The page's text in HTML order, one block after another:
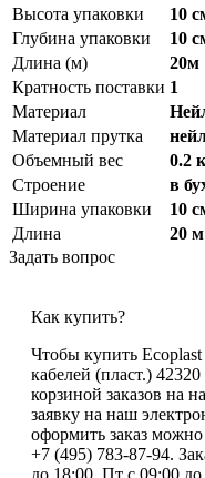
Высота упаковки
10
Глубина упаковки
10
Длина (м)
20м
Кратность поставки 1
Материал
Материал прутка
Объемный вес
0.2
Строение
в
Ширина упаковки
10
Длина
20 м
Задать вопрос
Как купить?
Чтобы купить
кабелей (пласт.)
корзиной заказов на
заявку на наш
оформить заказ
+7 (495) 783-87-94.
до 18:00, Пт с 09:00 до